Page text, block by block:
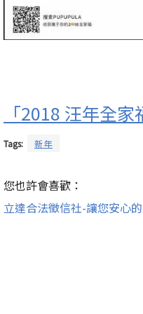
「2018 汪年全
Tags: 新年
您也許會喜歡：
立達合法徵信社-讓您安心